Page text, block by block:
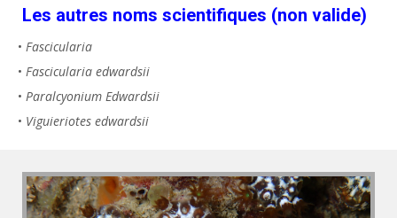
Les autres noms scientifiques (non valide)
• Fascicularia
• Fascicularia edwardsii
• Paralcyonium Edwardsii
• Viguieriotes edwardsii